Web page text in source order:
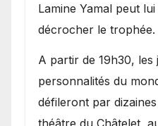
Lamine Yamal peut
décrocher le trophée.
A partir de 19h30,
personnalités du
défileront par
théâtre du Châtelet,